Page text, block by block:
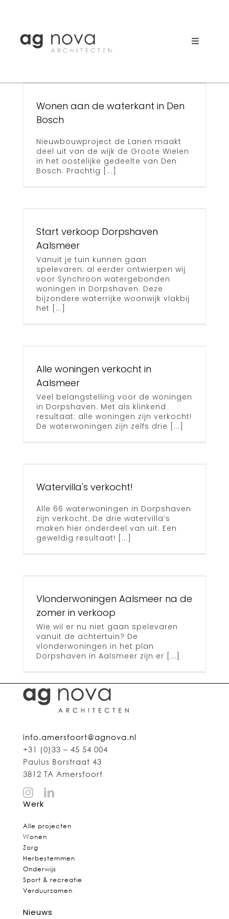
Toggle
Aanpak
Bureau
Search
Wonen aan de waterkant in Den
Bosch
Nieuwbouwproject de Lanen maakt
deel uit van de wijk de Groote Wielen
in het oostelijke gedeelte van Den
Bosch. Prachtig [...]
Start verkoop Dorpshaven
Aalsmeer
Vanuit je tuin kunnen gaan
spelevaren: al eerder ontwierpen wij
voor Synchroon watergebonden
woningen in Dorpshaven. Deze
bijzondere waterrijke woonwijk vlakbij
het [...]
Alle woningen verkocht in
Aalsmeer
Veel belangstelling voor de woningen
in Dorpshaven. Met als klinkend
resultaat: alle woningen zijn verkocht!
De waterwoningen zijn zelfs drie [...]
Watervilla's verkocht!
Alle 66 waterwoningen in Dorpshaven
zijn verkocht. De drie watervilla’s
maken hier onderdeel van uit. Een
geweldig resultaat! [...]
Vlonderwoningen Aalsmeer na de
zomer in verkoop
Wie wil er nu niet gaan spelevaren
vanuit de achtertuin? De
vlonderwoningen in het plan
Dorpshaven in Aalsmeer zijn er [...]
info.amersfoort@agnova.nl
+31 (0)33 – 45 54 004
Paulus Borstraat 43
3812 TA Amersfoort
Werk
Alle projecten
Wonen
Zorg
Herbestemmen
Onderwijs
Sport & recreatie
Verduurzamen
Nieuws